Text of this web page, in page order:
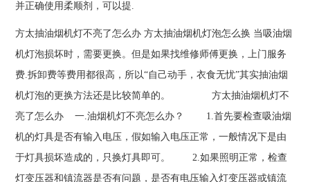
并正确使用柔顺剂，可以提.
方太抽油烟机灯不亮了怎么办 方太抽油烟机灯泡怎么换 当吸油烟
机灯泡损坏时，需要更换。但是如果找维修师傅更换，上门服务
费.拆卸费等费用都很高，所以“自己动手，衣食无忧”其实抽油烟
机灯泡的更换方法还是比较简单的。 方太抽油烟机灯不
亮了怎么办 一.油烟机灯不亮怎么办？ 1.首先要检查吸油烟
机的灯具是否有输入电压，假如输入电压正常，一般情况下是由
于灯具损坏造成的，只换灯具即可。 2.如果照明正常，检查
灯变压器和镇流器是否有问题，是否有电压输入灯变压器或镇流